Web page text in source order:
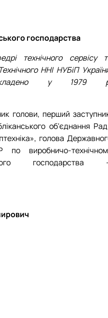
господарства
технічного сервісу
ННІ НУБіП
у 1979
голови, перший
об'єднання
голова
по виробничо-
господарства